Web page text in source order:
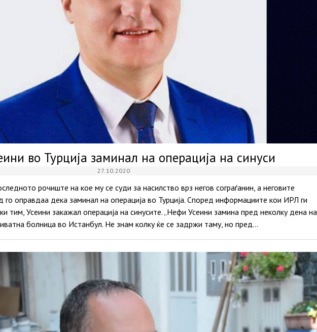
во Турција заминал на операција на синуси
27.10.2020
рочиште на кое му се суди за насилство врз негов сограѓанин, а неговите
оправдаа дека заминал на операција во Турција. Според информациите кои ИРЛ ги
тим, Усеини закажал операција на синусите. „Нефи Усеини замина пред неколку дена на
болница во Истанбул. Не знам колку ќе се задржи таму, но пред…